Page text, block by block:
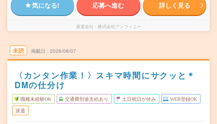
気になる! 応募へ進む 詳しく見る
派遣会社 株式会社アンフィニー
未読 掲載日 2026/08/07
〈カンタン作業！〉スキマ時間にサクッと＊
DMの仕分け
職種未経験OK 交通費別途支給あり 土日祝日が休み WEB登録OK
派遣